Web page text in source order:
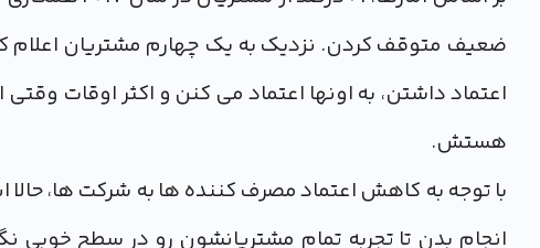
ضعیف متوقف کردن. نزدیک به یک چهارم مشتریان اعلام
اعتماد داشتن، به اونها اعتماد می کنن و اکثر اوقات
هستش.
با توجه به کاهش اعتماد مصرف کننده ها به شرکت ها،
انجام بدن تا تجربه تمام مشتریانشون رو در سطح